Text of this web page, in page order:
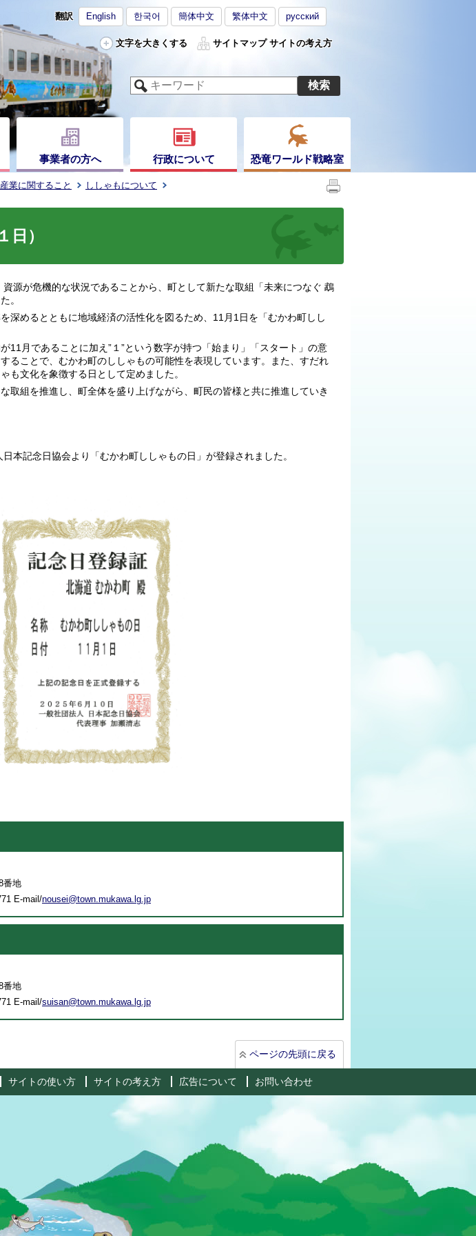
翻訳 English 한국어 簡体中文 繁体中文 русский
文字を大きくする サイトマップ サイトの考え方
事業者の方へ 行政について 恐竜ワールド戦略室
業に関すること
ししゃもについて
日）
源が危機的な状況であることから、町として新たな取組「未来につなぐ 鵡
。
深めるとともに地域経済の活性化を図るため、11月1日を「むかわ町しし
11月であることに加え”１”という数字が持つ「始まり」「スタート」の意
ることで、むかわ町のししゃもの可能性を表現しています。また、すだれ
も文化を象徴する日として定めました。
取組を推進し、町全体を盛り上げながら、町民の皆様と共に推進していき
本記念日協会より「むかわ町ししゃもの日」が登録されました。
番地
E-mail/nousei@town.mukawa.lg.jp
番地
E-mail/suisan@town.mukawa.lg.jp
ページの先頭に戻る
サイトの使い方 サイトの考え方 広告について お問い合わせ